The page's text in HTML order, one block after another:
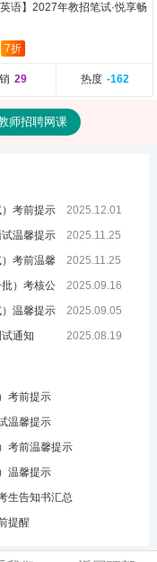
英语】2027年教招笔试·悦享畅
7折
29 热度 -162
师招聘网课
考前提示
2025.12.01
温馨提示
2025.11.25
考前温馨
2025.11.25
）考核公
2025.09.16
温馨提示
2025.09.05
通知
2025.08.19
考前提示
温馨提示
考前温馨提示
温馨提示
生告知书汇总
提醒